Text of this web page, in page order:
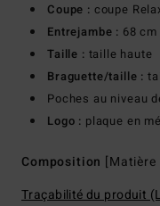
Coupe : coupe
Entrejambe : 68
Taille : taille haute
Braguette/taille :
Poches au niveau
Logo : plaque en
Composition [Matière
Traçabilité du produit